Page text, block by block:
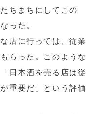
ちまちにしてこの
った。
店に行っては、従業
らった。このような
日本酒を売る店は従
重要だ」という評価